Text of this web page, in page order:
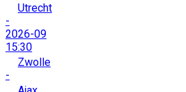
Utrecht
-
2026-09
15:30
Zwolle
-